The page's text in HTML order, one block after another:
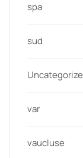
spa
sud
var
vaucluse